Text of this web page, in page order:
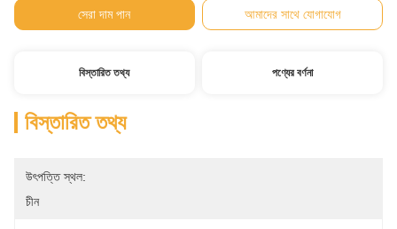
সেরা দাম পান আমাদের সাথে যোগাযোগ
বিস্তারিত তথ্য পণ্যের বর্ণনা
বিস্তারিত তথ্য
উৎপত্তি স্থল:
চীন